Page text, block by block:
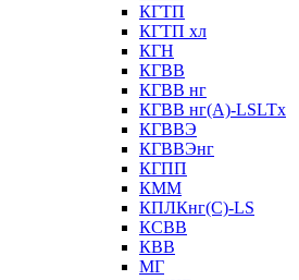
КГТП
КГТП хл
КГН
КГВВ
КГВВ нг
КГВВ нг(А)-LSLTx
КГВВЭ
КГВВЭнг
КГПП
КММ
КПЛКнг(C)-LS
КСВВ
КВВ
МГ